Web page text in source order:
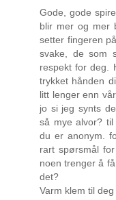
Gode, gode
blir mer og mer
setter fingeren
svake, de som
respekt for deg.
trykket hånden
litt lenger enn
jo si jeg synts
så mye alvor?
du er anonym.
rart spørsmål
noen trenger å
det?
Varm klem til